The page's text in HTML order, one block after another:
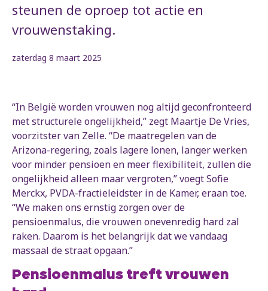
steunen de oproep tot actie en
vrouwenstaking.
zaterdag 8 maart 2025
“In België worden vrouwen nog altijd geconfronteerd
met structurele ongelijkheid,” zegt Maartje De Vries,
voorzitster van Zelle. “De maatregelen van de
Arizona-regering, zoals lagere lonen, langer werken
voor minder pensioen en meer flexibiliteit, zullen die
ongelijkheid alleen maar vergroten,” voegt Sofie
Merckx, PVDA-fractieleidster in de Kamer, eraan toe.
“We maken ons ernstig zorgen over de
pensioenmalus, die vrouwen onevenredig hard zal
raken. Daarom is het belangrijk dat we vandaag
massaal de straat opgaan.”
Pensioenmalus treft vrouwen